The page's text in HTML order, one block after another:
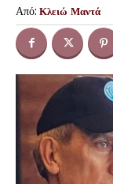
Από: Κλειώ Μαντά